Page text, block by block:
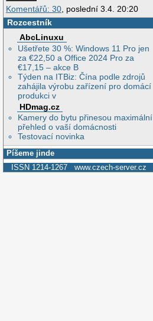
Komentářů: 30, poslední 3.4. 20:20
Rozcestník
AbcLinuxu
Ušetřete 30 %: Windows 11 Pro jen
za €22,50 a Office 2024 Pro za
€17,15 – akce B
Týden na ITBiz: Čína podle zdrojů
zahájila výrobu zařízení pro domácí
produkci v
HDmag.cz
Kamery do bytu přinesou maximální
přehled o vaší domácnosti
Testovací novinka
Píšeme jinde
ISSN 1214-1267 www.czech-server.cz